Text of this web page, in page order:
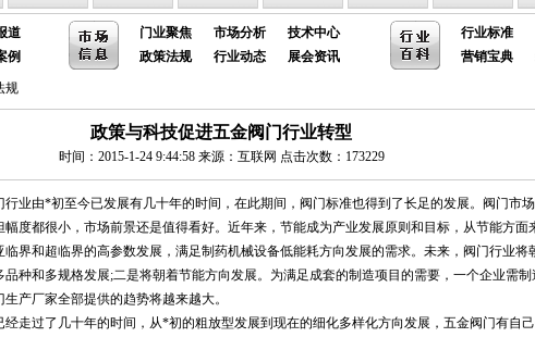
道
例
门业聚焦 市场分析
技术中心
政策法规
行业动态 展会资讯
行业标准
营销宝典
规
政策与科技促进五金阀门行业转型
时间：2015-1-24 9:44:58 来源：互联网 点击次数：173229
由*初至今已发展有几十年的时间，在此期间，阀门标准也得到了长足的发展。阀门市
度都很小，市场前景还是值得看好。近年来，节能成为产业发展原则和目标，从节能方面
界和超临界的高参数发展，满足制药机械设备低能耗方向发展的需求。未来，阀门行业将
种和多规格发展;二是将朝着节能方向发展。为满足成套的制造项目的需要，一个企业需
产厂家全部提供的趋势将越来越大。
过了几十年的时间，从*初的粗放型发展到现在的细化多样化方向发展，五金阀门有自